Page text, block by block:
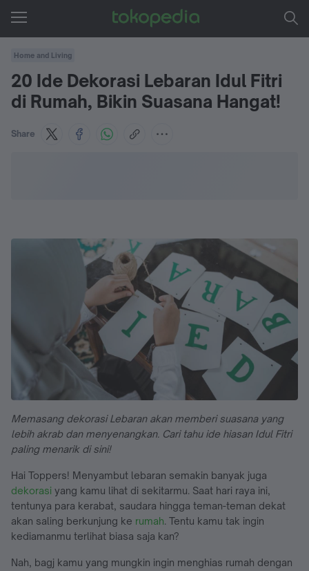
Home and Living
20 Ide Dekorasi Lebaran Idul Fitri
di Rumah, Bikin Suasana Hangat!
Share
Memasang dekorasi Lebaran akan memberi suasana yang
lebih akrab dan menyenangkan. Cari tahu ide hiasan Idul Fitri
paling menarik di sini!
Hai Toppers! Menyambut lebaran semakin banyak juga
dekorasi yang kamu lihat di sekitarmu. Saat hari raya ini,
tentunya para kerabat, saudara hingga teman-teman dekat
akan saling berkunjung ke rumah. Tentu kamu tak ingin
kediamanmu terlihat biasa saja kan?
Nah, bagj kamu yang mungkin ingin menghias rumah dengan